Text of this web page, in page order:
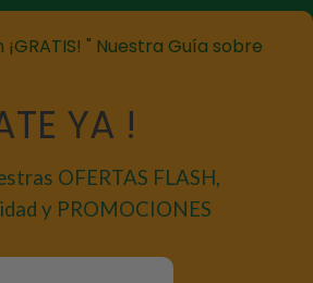
" Nuestra Guía sobre
YA !
OFERTAS FLASH,
y PROMOCIONES